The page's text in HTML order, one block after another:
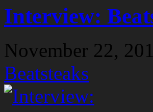
Interview:
November 22,
Beatsteaks